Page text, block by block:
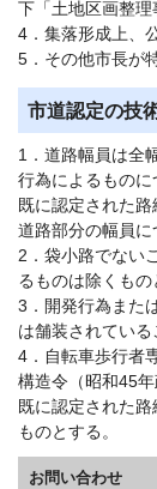
下「土地区画整理
4．集落形成上、
5．その他市長が
市道認定の技
1．道路幅員は全
行為によるものに
既に認定された
道路部分の幅員に
2．袋小路でない
るものは除くもの
3．開発行為また
は舗装されている
4．自転車歩行者
構造令（昭和45
既に認定された
ものとする。
お問い合わせ